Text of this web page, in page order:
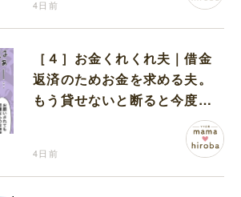
4日前
［４］お金くれくれ夫｜借金
返済のためお金を求める夫。
もう貸せないと断ると今度は
4日前